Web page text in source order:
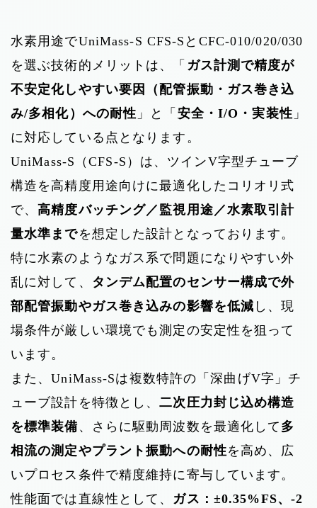
水素用途でUniMass-S CFS-SとCFC-010/020/030
を選ぶ技術的メリットは、「 ガス計測で精度が
不安定化しやすい要因（配管振動・ガス巻き込
み/多相化）への耐性 」と「 安全・I/O・実装性 」
に対応している点となります。
UniMass-S（CFS-S）は、ツインV字型チューブ
構造を高精度用途向けに最適化したコリオリ式
で、高精度バッチング／監視用途／水素取引計
量水準までを想定した設計となっております。
特に水素のようなガス系で問題になりやすい外
乱に対して、
タンデム配置のセンサー構成で外
部配管振動やガス巻き込みの影響を低減 し、現
場条件が厳しい環境でも測定の安定性を狙って
います。
また、UniMass-Sは複数特許の「深曲げV字」チ
ューブ設計を特徴とし、二次圧力封じ込め構造
を標準装備、さらに駆動周波数を最適化して 多
相流の測定やプラント振動への耐性を高め、広
いプロセス条件で精度維持に寄与しています。
性能面では直線性として、 ガス：±0.35%FS、-2